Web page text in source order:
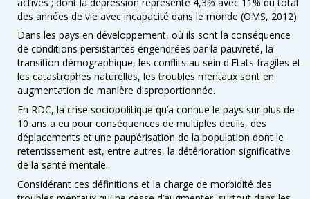
des années de vie avec incapacité dans le monde (OMS, 2012).
Dans les pays en développement, où ils sont la conséquence
de conditions persistantes engendrées par la pauvreté, la
transition démographique, les conflits au sein d'Etats fragiles et
les catastrophes naturelles, les troubles mentaux sont en
augmentation de manière disproportionnée.
En RDC, la crise sociopolitique qu’a connue le pays sur plus de
10 ans a eu pour conséquences de multiples deuils, des
déplacements et une paupérisation de la population dont le
retentissement est, entre autres, la détérioration significative
de la santé mentale.
Considérant ces définitions et la charge de morbidité des